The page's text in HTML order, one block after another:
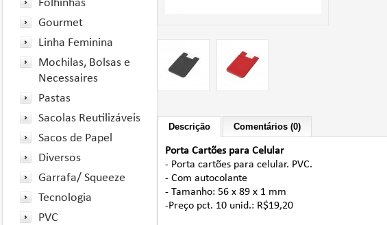
Folhinhas
Gourmet
Linha Feminina
Mochilas, Bolsas e
Necessaires
Pastas
Sacolas Reutilizáveis
Sacos de Papel
Diversos
Garrafa/ Squeeze
Tecnologia
PVC
Descrição Comentários (0)
Porta Cartões para Celular
- Porta cartões para celular. PVC.
- Com autocolante
- Tamanho: 56 x 89 x 1 mm
-Preço pct. 10 unid.: R$19,20